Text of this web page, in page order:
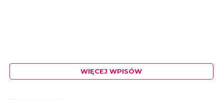
WIĘCEJ WPISÓW